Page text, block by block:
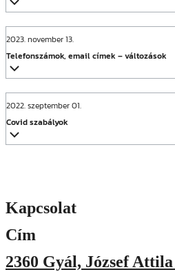
2023. november 13.
Telefonszámok, email címek – változások
2022. szeptember 01.
Covid szabályok
Kapcsolat
Cím
2360 Gyál, József